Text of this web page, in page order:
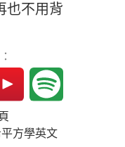
也不用背
方學英文